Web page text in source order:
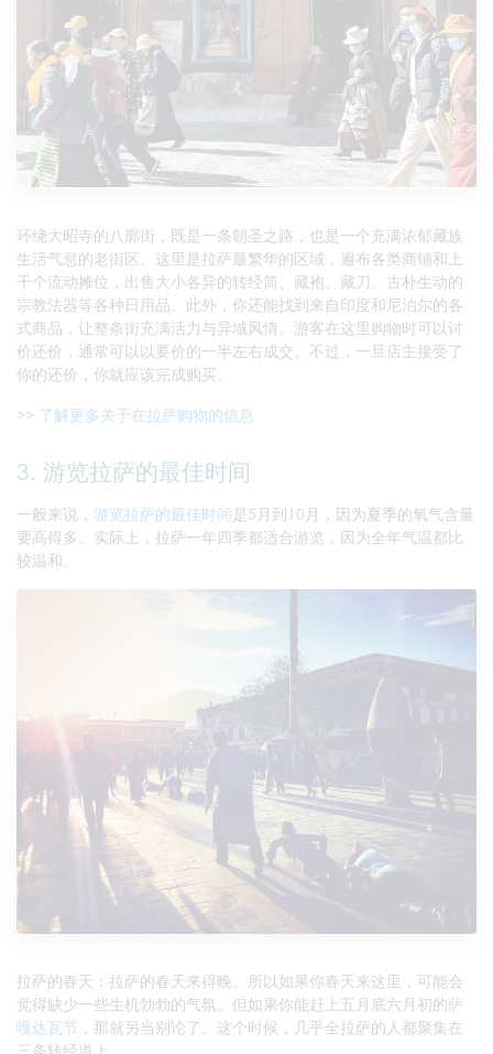
环绕大昭寺的八廓街，既是一条朝圣之路，也是一个充满浓郁藏族
生活气息的老街区。这里是拉萨最繁华的区域，遍布各类商铺和上
千个流动摊位，出售大小各异的转经筒、藏袍、藏刀、古朴生动的
宗教法器等各种日用品。此外，你还能找到来自印度和尼泊尔的各
式商品，让整条街充满活力与异域风情。游客在这里购物时可以讨
价还价，通常可以以要价的一半左右成交。不过，一旦店主接受了
你的还价，你就应该完成购买。
>> 了解更多关于在拉萨购物的信息
3. 游览拉萨的最佳时间
一般来说， 游览拉萨的最佳时间是5月到10月，因为夏季的氧气含量
要高得多。实际上，拉萨一年四季都适合游览，因为全年气温都比
较温和。
拉萨的春天：拉萨的春天来得晚。所以如果你春天来这里，可能会
觉得缺少一些生机勃勃的气氛。但如果你能赶上五月底六月初的萨
嘎达瓦节 ，那就另当别论了。这个时候，几乎全拉萨的人都聚集在